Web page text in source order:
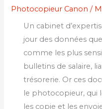
Photocopieur Canon /
Un cabinet
jour des données
comme les plus
bulletins de salaire,
trésorerie. Or ces
le photocopieur, qui
les copie et les